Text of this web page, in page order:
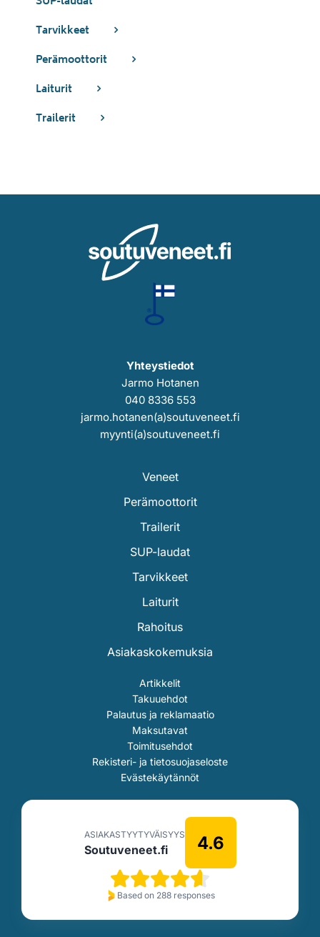
Tarvikkeet
Perämoottorit
Laiturit
Trailerit
Yhteystiedot
Jarmo Hotanen
040 8336 553
jarmo.hotanen(a)soutuveneet.fi
myynti(a)soutuveneet.fi
Veneet
Perämoottorit
Trailerit
SUP-laudat
Tarvikkeet
Laiturit
Rahoitus
Asiakaskokemuksia
Artikkelit
Takuuehdot
Palautus ja reklamaatio
Maksutavat
Toimitusehdot
Rekisteri- ja tietosuojaseloste
Evästekäytännöt
ASIAKASTYYTYVÄISYYS
Soutuveneet.fi 4.6
Based on 288 responses